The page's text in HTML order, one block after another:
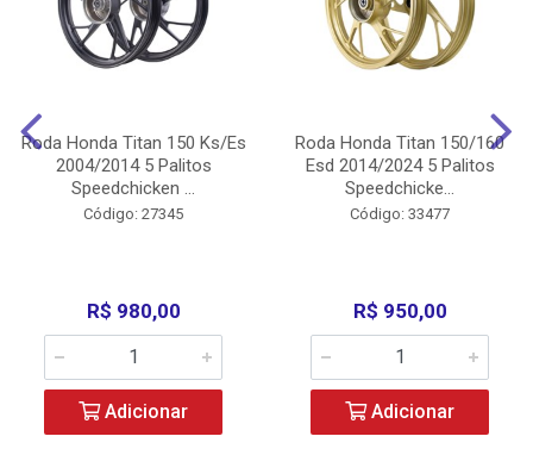
Roda Honda Titan 150 Ks/Es
2004/2014 5 Palitos
Speedchicken ...
Código: 27345
R$ 980,00
Adicionar
Roda Honda Titan 150/160
Esd 2014/2024 5 Palitos
Speedchicke...
Código: 33477
R$ 950,00
Adicionar